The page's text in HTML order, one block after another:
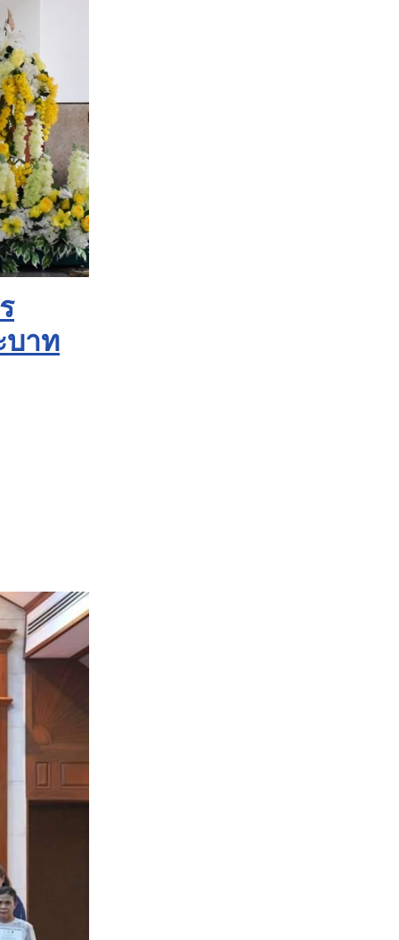
บาท